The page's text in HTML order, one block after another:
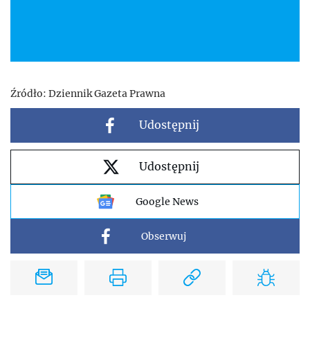
Źródło: Dziennik Gazeta Prawna
Udostępnij
Udostępnij
Google News
Obserwuj